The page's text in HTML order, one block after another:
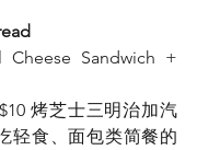
Sandwich +
烤芝士三明治加汽
轻食、面包类简餐的